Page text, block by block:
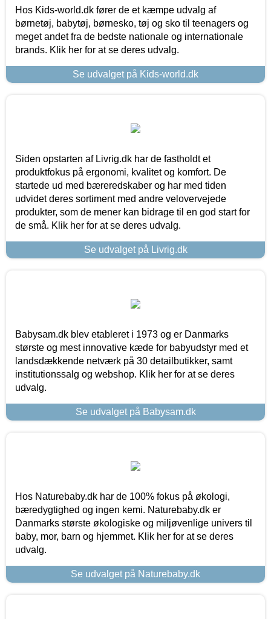
Hos Kids-world.dk fører de et kæmpe udvalg af
børnetøj, babytøj, børnesko, tøj og sko til teenagers og
meget andet fra de bedste nationale og internationale
brands. Klik her for at se deres udvalg.
Se udvalget på Kids-world.dk
Siden opstarten af Livrig.dk har de fastholdt et
produktfokus på ergonomi, kvalitet og komfort. De
startede ud med bæreredskaber og har med tiden
udvidet deres sortiment med andre velovervejede
produkter, som de mener kan bidrage til en god start for
de små. Klik her for at se deres udvalg.
Se udvalget på Livrig.dk
Babysam.dk blev etableret i 1973 og er Danmarks
største og mest innovative kæde for babyudstyr med et
landsdækkende netværk på 30 detailbutikker, samt
institutionssalg og webshop. Klik her for at se deres
udvalg.
Se udvalget på Babysam.dk
Hos Naturebaby.dk har de 100% fokus på økologi,
bæredygtighed og ingen kemi. Naturebaby.dk er
Danmarks største økologiske og miljøvenlige univers til
baby, mor, barn og hjemmet. Klik her for at se deres
udvalg.
Se udvalget på Naturebaby.dk